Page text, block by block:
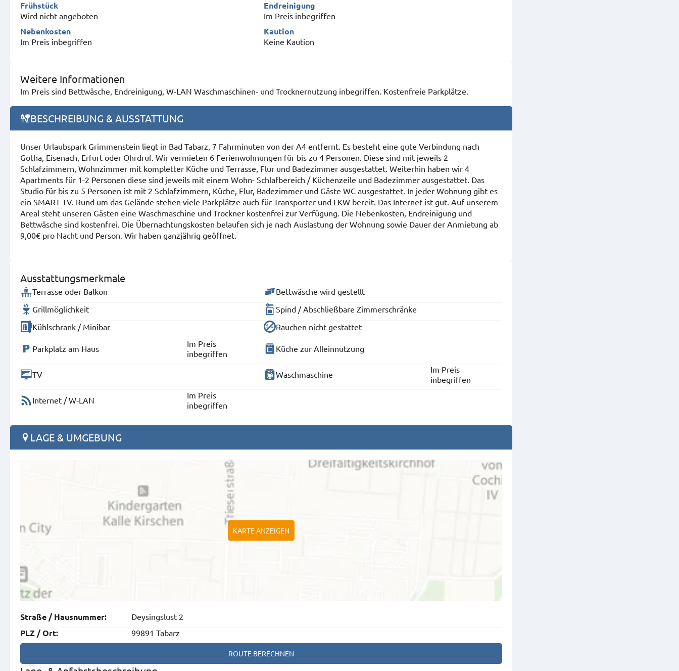
Frühstück
Wird nicht angeboten
Endreinigung
Im Preis inbegriffen
Nebenkosten
Im Preis inbegriffen
Kaution
Keine Kaution
Weitere Informationen
Im Preis sind Bettwäsche, Endreinigung, W-LAN Waschmaschinen- und Trocknernutzung inbegriffen. Kostenfreie Parkplätze.
BESCHREIBUNG & AUSSTATTUNG
Unser Urlaubspark Grimmenstein liegt in Bad Tabarz, 7 Fahrminuten von der A4 entfernt. Es besteht eine gute Verbindung nach
Gotha, Eisenach, Erfurt oder Ohrdruf. Wir vermieten 6 Ferienwohnungen für bis zu 4 Personen. Diese sind mit jeweils 2
Schlafzimmern, Wohnzimmer mit kompletter Küche und Terrasse, Flur und Badezimmer ausgestattet. Weiterhin haben wir 4
Apartments für 1-2 Personen diese sind jeweils mit einem Wohn- Schlafbereich / Küchenzeile und Badezimmer ausgestattet. Das
Studio für bis zu 5 Personen ist mit 2 Schlafzimmern, Küche, Flur, Badezimmer und Gäste WC ausgestattet. In jeder Wohnung gibt es
ein SMART TV. Rund um das Gelände stehen viele Parkplätze auch für Transporter und LKW bereit. Das Internet ist gut. Auf unserem
Areal steht unseren Gästen eine Waschmaschine und Trockner kostenfrei zur Verfügung. Die Nebenkosten, Endreinigung und
Bettwäsche sind kostenfrei. Die Übernachtungskosten belaufen sich je nach Auslastung der Wohnung sowie Dauer der Anmietung ab
9,00€ pro Nacht und Person. Wir haben ganzjährig geöffnet.
Ausstattungsmerkmale
Terrasse oder Balkon
Bettwäsche wird gestellt
Grillmöglichkeit
Spind / Abschließbare Zimmerschränke
Kühlschrank / Minibar
Rauchen nicht gestattet
Parkplatz am Haus
Im Preis
inbegriffen
Küche zur Alleinnutzung
TV Waschmaschine
Im Preis
inbegriffen
Internet / W-LAN
Im Preis
inbegriffen
LAGE & UMGEBUNG
KARTE ANZEIGEN
Straße / Hausnummer: Deysingslust 2
PLZ /Ort: 99891 Tabarz
ROUTE BERECHNEN